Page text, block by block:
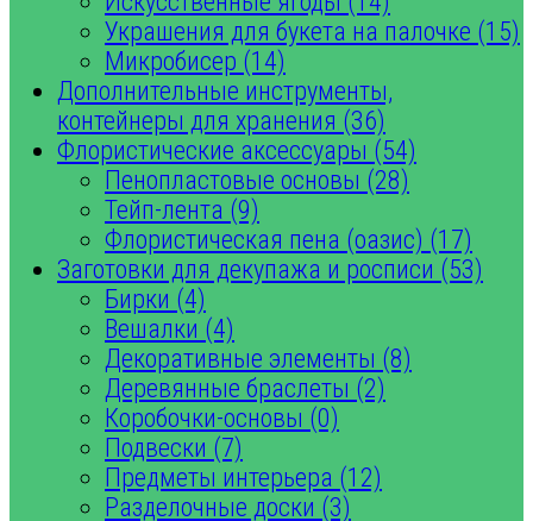
Украшения для букета на палочке (15)
Микробисер (14)
Дополнительные инструменты,
контейнеры для хранения (36)
Флористические аксессуары (54)
Пенопластовые основы (28)
Тейп-лента (9)
Флористическая пена (оазис) (17)
Заготовки для декупажа и росписи (53)
Бирки (4)
Вешалки (4)
Декоративные элементы (8)
Деревянные браслеты (2)
Коробочки-основы (0)
Подвески (7)
Предметы интерьера (12)
Разделочные доски (3)